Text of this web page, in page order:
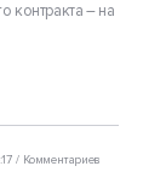
контракта – на
Комментариев